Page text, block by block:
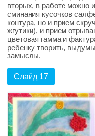
вторых, в работе можно
сминания кусочков
контура, но и прием
жгутики), и прием
цветовая гамма и
ребенку творить,
замыслы.
Слайд 17